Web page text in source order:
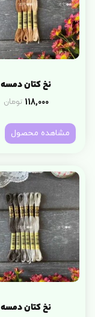
نخ کتان دمسه
118,000 تومان
مشاهده محصول
نخ کتان دمسه